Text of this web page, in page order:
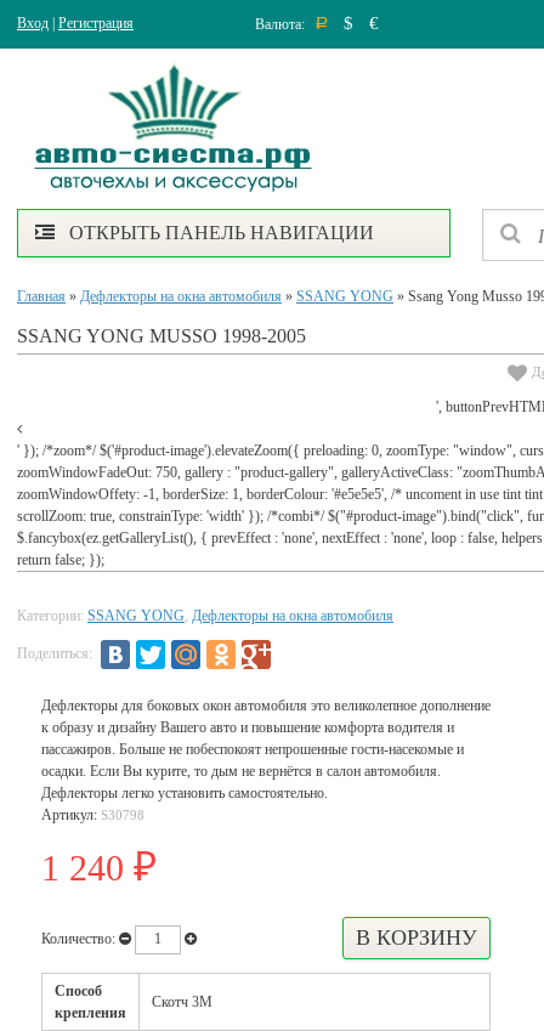
Вход Регистрация Валюта: Р $ €
ОТКРЫТЬ ПАНЕЛЬ НАВИГАЦИИ
Главная » Дефлекторы на окна автомобиля » SSANG YONG » Ssang Yong Musso
SSANG YONG MUSSO 1998-2005
',
' }); /*zoom*/ $('#product-image').elevateZoom({ preloading: 0, zoomType: "window",
zoomWindowFadeOut: 750, gallery : "product-gallery", galleryActiveClass:
zoomWindowOffety: -1, borderSize: 1, borderColour: '#e5e5e5', /* uncoment in use tint
scrollZoom: true, constrainType: 'width' }); /*combi*/ $("#product-image").bind("click",
$.fancybox(ez.getGalleryList(), { prevEffect : 'none', nextEffect : 'none', loop : false,
return false; });
Категории: SSANG YONG, Дефлекторы на окна автомобиля
Поделиться:
Дефлекторы для боковых окон автомобиля это великолепное дополнение
к образу и дизайну Вашего авто и повышение комфорта водителя и
пассажиров. Больше не побеспокоят непрошенные гости-насекомые и
осадки. Если Вы курите, то дым не вернётся в салон автомобиля.
Дефлекторы легко установить самостоятельно.
Артикул: S30798
1 240 ₽
Количество:
Способ
крепления
Скотч 3М